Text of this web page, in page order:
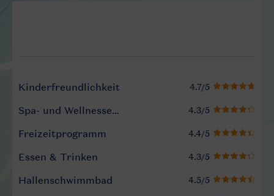
Kinderfreundlichkeit
Spa- und Wellnesseinrichtungen
Freizeitprogramm
Essen & Trinken
Hallenschwimmbad